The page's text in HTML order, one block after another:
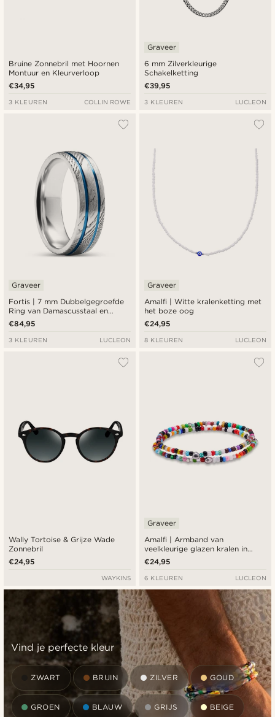
Bruine Zonnebril met Hoornen
Montuur en Kleurverloop
€34,95
3 KLEUREN COLLIN ROWE
6 mm Zilverkleurige
Schakelketting
Graveer
€39,95
3 KLEUREN LUCLEON
Fortis | 7 mm Dubbelgegroefde
Ring van Damascusstaal en
Blauw Titanium
Graveer
€84,95
3 KLEUREN LUCLEON
Amalfi | Witte kralenketting met
het boze oog
Graveer
€24,95
8 KLEUREN LUCLEON
Wally Tortoise & Grijze Wade
Zonnebril
€24,95
WAYKINS
Amalfi | Armband van
veelkleurige glazen kralen in
lichte tinten
Graveer
€24,95
6 KLEUREN LUCLEON
Vind je perfecte kleur
ZWART BRUIN ZILVER GOUD
GROEN BLAUW GRIJS BEIGE